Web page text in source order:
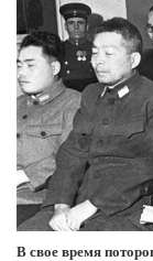
В свое время